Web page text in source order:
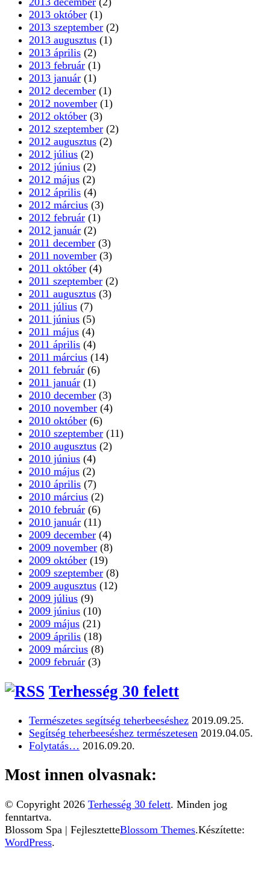
2013 október (1)
2013 szeptember (2)
2013 augusztus (1)
2013 április (2)
2013 február (1)
2013 január (1)
2012 december (1)
2012 november (1)
2012 október (3)
2012 szeptember (2)
2012 augusztus (2)
2012 július (2)
2012 június (2)
2012 május (2)
2012 április (4)
2012 március (3)
2012 február (1)
2012 január (2)
2011 december (3)
2011 november (3)
2011 október (4)
2011 szeptember (2)
2011 augusztus (3)
2011 július (7)
2011 június (5)
2011 május (4)
2011 április (4)
2011 március (14)
2011 február (6)
2011 január (1)
2010 december (3)
2010 november (4)
2010 október (6)
2010 szeptember (11)
2010 augusztus (2)
2010 június (4)
2010 május (2)
2010 április (7)
2010 március (2)
2010 február (6)
2010 január (11)
2009 december (4)
2009 november (8)
2009 október (19)
2009 szeptember (8)
2009 augusztus (12)
2009 július (9)
2009 június (10)
2009 május (21)
2009 április (18)
2009 március (8)
2009 február (3)
Terhesség 30 felett
Természetes segítség teherbeeséshez 2019.09.25.
Segítség teherbeeséshez természetesen 2019.04.05.
Folytatás… 2016.09.20.
Most innen olvasnak:
© Copyright 2026 Terhesség 30 felett. Minden jog
fenntartva.
Blossom Spa | FejlesztetteBlossom Themes.Készítette:
WordPress.